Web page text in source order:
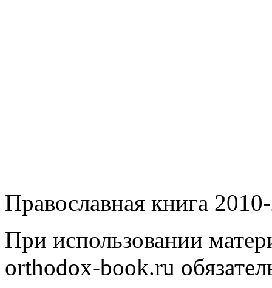
Православная книга
При использовании
orthodox-book.ru